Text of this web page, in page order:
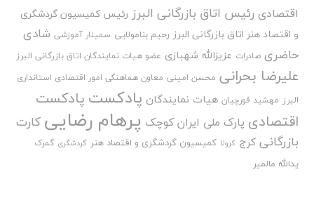
اقتصادی رئیس اتاق بازرگانی البرز رئیس کمیسیون گردشگری
و اقتصاد هنر اتاق بازرگانی البرز رحیم بنامولایی سمینار آموزشی شادی
حاضری صادرات عزیزالله شهبازی عضو هیات نمایندگان اتاق بازرگانی البرز
علیرضا بحرانی محسن امینی معاون هماهنگی امور اقتصادی استانداری
البرز مهشید قورچیان هیات نمایندگان پادکست پادکست
اقتصادی پارک ملی ایران کوچک پرهام رضایی کارت
بازرگانی کرج کرونا کمیسیون گردشگری و اقتصاد هنر گردشگری گمرک
یدالله مالمیر